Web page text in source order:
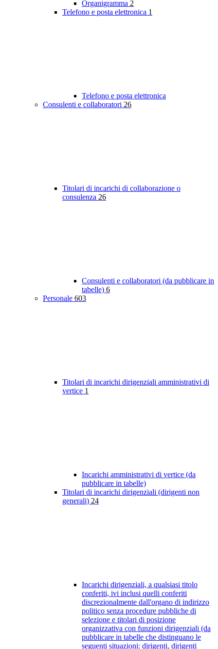
Organigramma 2
Telefono e posta elettronica 1
Telefono e posta elettronica
Consulenti e collaboratori 26
Titolari di incarichi di collaborazione o
consulenza 26
Consulenti e collaboratori (da pubblicare in
tabelle) 6
Personale 603
Titolari di incarichi dirigenziali amministrativi di
vertice 1
Incarichi amministrativi di vertice (da
pubblicare in tabelle)
Titolari di incarichi dirigenziali (dirigenti non
generali) 24
Incarichi dirigenziali, a qualsiasi titolo
conferiti, ivi inclusi quelli conferiti
discrezionalmente dall'organo di indirizzo
politico senza procedure pubbliche di
selezione e titolari di posizione
organizzativa con funzioni dirigenziali (da
pubblicare in tabelle che distinguano le
seguenti situazioni: dirigenti, dirigenti